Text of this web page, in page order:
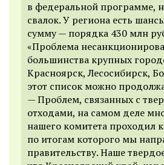
в федеральной программе,
свалок. У региона есть
сумму — порядка 430 млн
«Проблема
большинства крупных
Красноярск, Лесосибирск,
этот список можно
— Проблем, связанных с
отходами, на самом деле
нашего комитета проходил
по итогам которого мы
правительству. Наше